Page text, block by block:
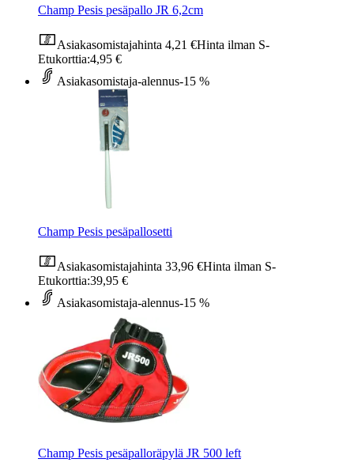
Champ Pesis pesäpallo JR 6,2cm
Asiakasomistajahinta 4,21 €Hinta ilman S-
Etukorttia:4,95 €
Asiakasomistaja-alennus-15 %
Champ Pesis pesäpallosetti
Asiakasomistajahinta 33,96 €Hinta ilman S-
Etukorttia:39,95 €
Asiakasomistaja-alennus-15 %
Champ Pesis pesäpalloräpylä JR 500 left